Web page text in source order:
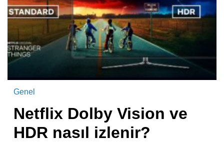
Genel
Netflix Dolby Vision ve
HDR nasıl izlenir?